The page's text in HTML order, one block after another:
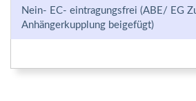
Nein- EC- eintragungsfrei (ABE/ EG
Anhängerkupplung beigefügt)